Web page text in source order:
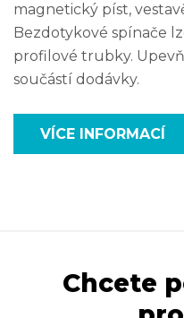
magnetický píst,
Bezdotykové spínače
profilové trubky.
součástí dodávky.
VÍCE INFORMACÍ
Chcete